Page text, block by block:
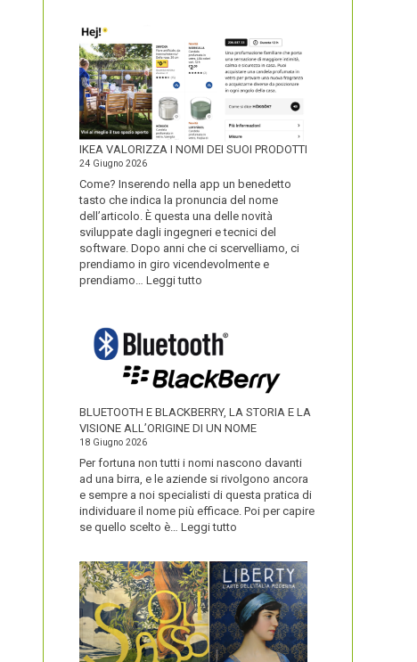
IKEA VALORIZZA I NOMI DEI SUOI PRODOTTI
24 Giugno 2026
Come? Inserendo nella app un benedetto
tasto che indica la pronuncia del nome
dell’articolo. È questa una delle novità
sviluppate dagli ingegneri e tecnici del
software. Dopo anni che ci scervelliamo, ci
prendiamo in giro vicendevolmente e
prendiamo… Leggi tutto
NOMI
DEI
SUOI
PRODOTTI
BLUETOOTH E BLACKBERRY, LA STORIA E LA
VISIONE ALL’ORIGINE DI UN NOME
18 Giugno 2026
Per fortuna non tutti i nomi nascono davanti
ad una birra, e le aziende si rivolgono ancora
e sempre a noi specialisti di questa pratica di
individuare il nome più efficace. Poi per capire
se quello scelto è… Leggi tutto
BLACKBERRY,
LA
STORIA
E
LA
VISIONE